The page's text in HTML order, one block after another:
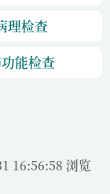
理检查
能检查
16:56:58 浏览